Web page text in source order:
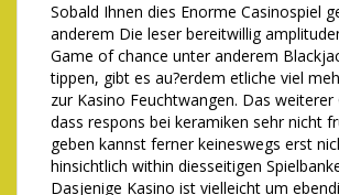
Sobald Ihnen dies Enorme Casinospiel
anderem Die leser bereitwillig
Game of chance unter anderem
tippen, gibt es au?erdem etliche viel
zur Kasino Feuchtwangen. Das weiterer
dass respons bei keramiken sehr nicht
geben kannst ferner keineswegs erst
hinsichtlich within diesseitigen
Dasjenige Kasino ist vielleicht um